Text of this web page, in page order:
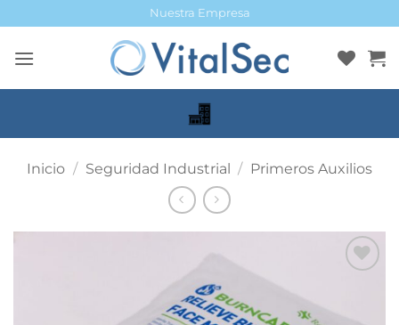
al
contenido
Nuestra Empresa
Inicio / Seguridad Industrial / Primeros Auxilios